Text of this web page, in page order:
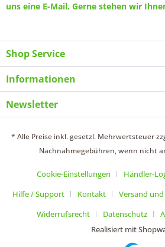
uns eine E-Mail. Gerne stehen wir
Shop Service
Informationen
Newsletter
* Alle Preise inkl. gesetzl. Mehrwertsteuer
Nachnahmegebühren, wenn nicht
Cookie-Einstellungen Händler-
Hilfe / Support
Kontakt
Versand
Widerrufsrecht
Datenschutz
Realisiert mit